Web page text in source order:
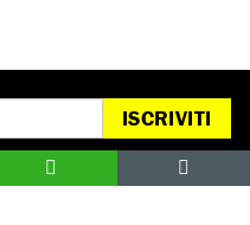
ISCRIVITI